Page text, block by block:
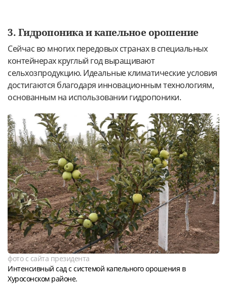
3. Гидропоника и капельное орошение
Сейчас во многих передовых странах в специальных
контейнерах круглый год выращивают
сельхозпродукцию. Идеальные климатические условия
достигаются благодаря инновационным технологиям,
основанным на использовании гидропоники.
фото с сайта президента
Интенсивный сад с системой капельного орошения в
Хуросонском районе.